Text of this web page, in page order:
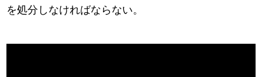
を処分しなければならない。